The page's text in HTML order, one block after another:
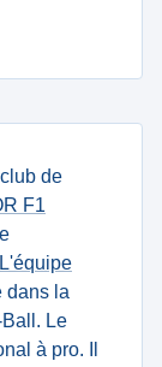
de
F1
L'équipe
dans la
Le
à pro. Il